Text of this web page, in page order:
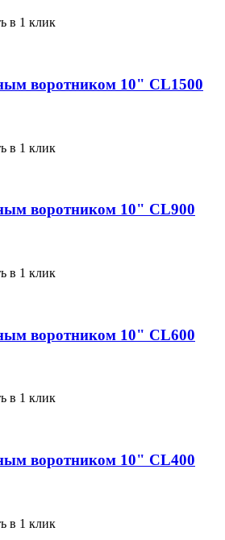
в 1 клик
воротником 10" CL1500
в 1 клик
воротником 10" CL900
в 1 клик
воротником 10" CL600
в 1 клик
воротником 10" CL400
в 1 клик